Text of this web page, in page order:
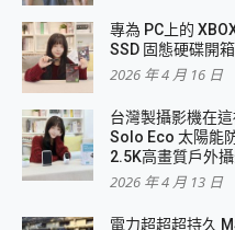
專為 PC上的
SSD 固態硬碟開
2026 年 4 月 16 日
台灣製攝影機在
Solo Eco 太陽能
2.5K高畫質戶外
2026 年 4 月 13 日
電力超超超持久